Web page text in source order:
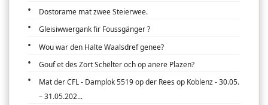
Dostorame mat zwee Steierwee.
Gleisiwwergank fir Foussgänger ?
Wou war den Halte Waalsdref genee?
Gouf et dës Zort Schëlter och op anere Plazen?
Mat der CFL - Damplok 5519 op der Rees op Koblenz - 30.05.
– 31.05.202...